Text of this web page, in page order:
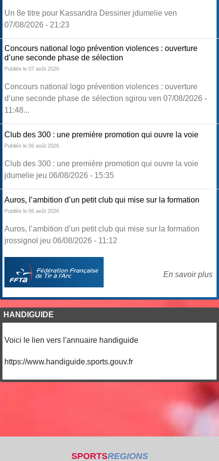
Un 8e titre pour Kassandra Dessirier jdumelie ven
07/08/2026 - 21:23
Concours national logo prévention violences : ouverture
d’une seconde phase de sélection
Publiée le 07 août 2026
Concours national logo prévention violences : ouverture
d’une seconde phase de sélection sgirou ven 07/08/2026 -
11:48...
Club des 300 : une première promotion qui ouvre la voie
Publiée le 06 août 2026
Club des 300 : une première promotion qui ouvre la voie
jdumelie jeu 06/08/2026 - 15:35
Auros, l’ambition d’un petit club qui mise sur la formation
Publiée le 06 août 2026
Auros, l’ambition d’un petit club qui mise sur la formation
jrossignol jeu 06/08/2026 - 11:12
En savoir plus
HANDIGUIDE
Voici le lien vers l'annuaire handiguide
https://www.handiguide.sports.gouv.fr
SPORTSREGIONS